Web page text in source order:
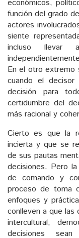
económicos,
función del grado
actores
siente
incluso llevar
En el otro extremo
cuando el
decisión para
certidumbre del
más racional y
Cierto es que la
incierta y que se
de sus pautas
decisiones. Pero
de comando y
proceso de toma
enfoques y
conlleven a que las
intercultural,
decisiones